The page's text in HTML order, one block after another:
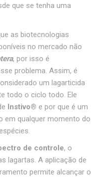
que se tenha uma
as biotecnologias
no mercado não
, por isso é
problema. Assim, é
um lagarticida
todo o ciclo todo. Ele
Instivo® e por que é um
em qualquer momento do
de controle, o
lagartas. A aplicação de
permite alcançar o